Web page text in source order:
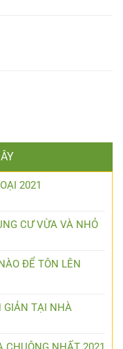
2021
CƯ VỪA VÀ NHỎ
ĐỂ TÔN LÊN
GIẢN TẠI NHÀ